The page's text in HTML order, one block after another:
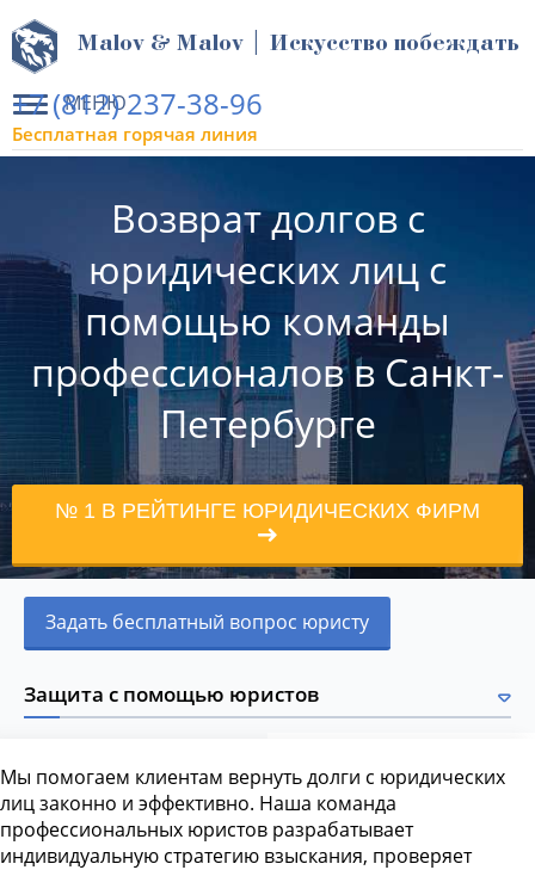
МЕНЮ
Malov & Malov | Искусство побеждать
+7 (812) 237-38-96
Бесплатная горячая линия
Возврат долгов с
юридических лиц с
помощью команды
профессионалов в Санкт-
Петербурге
№ 1 В РЕЙТИНГЕ ЮРИДИЧЕСКИХ ФИРМ
Задать бесплатный вопрос юристу
Защита с помощью юристов
Мы помогаем клиентам вернуть долги с юридических
лиц законно и эффективно. Наша команда
профессиональных юристов разрабатывает
индивидуальную стратегию взыскания, проверяет